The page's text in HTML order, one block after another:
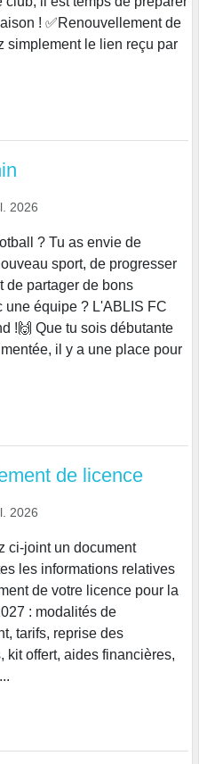
! ✅Renouvellement de
simplement le lien reçu par
2026
? Tu as envie de
sport, de progresser
de partager de bons
une équipe ? L'ABLIS FC
!🙌 Que tu sois débutante
il y a une place pour
de licence
2026
ci-joint un document
les informations relatives
de votre licence pour la
: modalités de
tarifs, reprise des
kit offert, aides financières,